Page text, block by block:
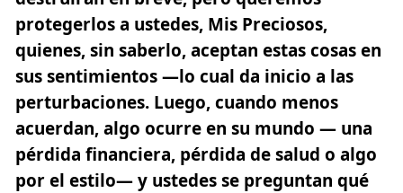
protegerlos a ustedes, Mis Preciosos,
quienes, sin saberlo, aceptan estas cosas en
sus sentimientos —lo cual da inicio a las
perturbaciones. Luego, cuando menos
acuerdan, algo ocurre en su mundo — una
pérdida financiera, pérdida de salud o algo
por el estilo— y ustedes se preguntan qué